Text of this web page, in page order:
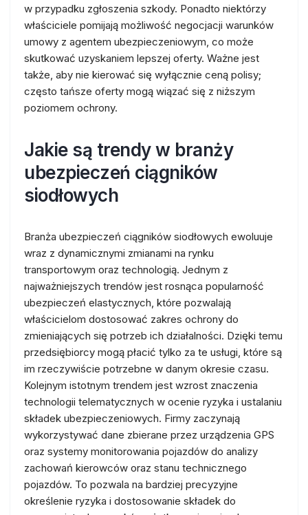
w przypadku zgłoszenia szkody. Ponadto niektórzy
właściciele pomijają możliwość negocjacji warunków
umowy z agentem ubezpieczeniowym, co może
skutkować uzyskaniem lepszej oferty. Ważne jest
także, aby nie kierować się wyłącznie ceną polisy;
często tańsze oferty mogą wiązać się z niższym
poziomem ochrony.
Jakie są trendy w branży
ubezpieczeń ciągników
siodłowych
Branża ubezpieczeń ciągników siodłowych ewoluuje
wraz z dynamicznymi zmianami na rynku
transportowym oraz technologią. Jednym z
najważniejszych trendów jest rosnąca popularność
ubezpieczeń elastycznych, które pozwalają
właścicielom dostosować zakres ochrony do
zmieniających się potrzeb ich działalności. Dzięki temu
przedsiębiorcy mogą płacić tylko za te usługi, które są
im rzeczywiście potrzebne w danym okresie czasu.
Kolejnym istotnym trendem jest wzrost znaczenia
technologii telematycznych w ocenie ryzyka i ustalaniu
składek ubezpieczeniowych. Firmy zaczynają
wykorzystywać dane zbierane przez urządzenia GPS
oraz systemy monitorowania pojazdów do analizy
zachowań kierowców oraz stanu technicznego
pojazdów. To pozwala na bardziej precyzyjne
określenie ryzyka i dostosowanie składek do